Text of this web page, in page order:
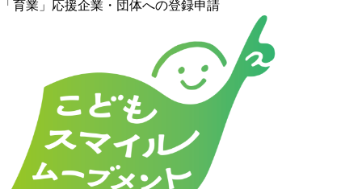
「育業」応援企業・団体への登録申請